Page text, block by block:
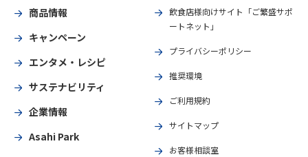
商品情報
キャンペーン
エンタメ・レシピ
サステナビリティ
企業情報
Asahi Park
飲食店様向けサイト「ご繁盛サポ
ートネット」
プライバシーポリシー
推奨環境
ご利用規約
サイトマップ
お客様相談室